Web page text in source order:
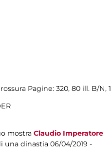
Pagine: 320, 80 ill. B/N, 1
mostra Claudio Imperatore
una dinastia 06/04/2019 -